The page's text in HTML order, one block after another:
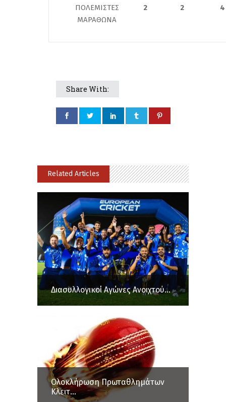
ΠΟΛΕΜΙΣΤΕΣ
ΜΑΡΑΘΩΝΑ
2 2 4
Share With:
Related Articles
Διασυλλογικοί Αγώνες Ανοιχτού...
Ολοκλήρωση Πρωταθλημάτων
Κλειτ...